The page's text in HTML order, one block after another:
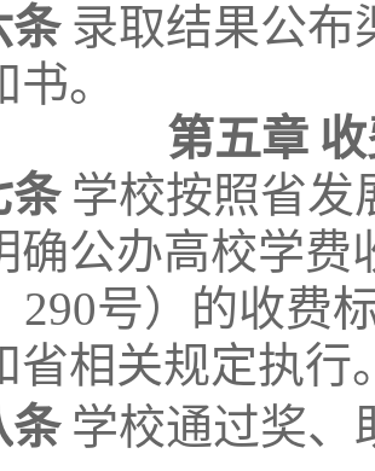
条 录取结果公布
。
第五章
条 学校按照省发
确公办高校学
290号）的收费
省相关规定执行
条 学校通过奖、